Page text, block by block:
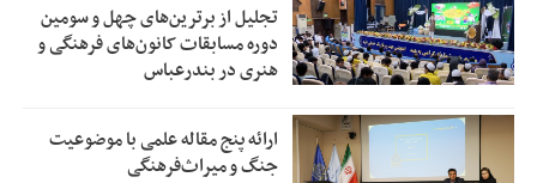
تجلیل از بر‌ترین‌های چهل و سومین
دوره مسابقات کانون‌های فرهنگی و
هنری در بندرعباس
ارائه پنج مقاله علمی با موضوعیت
جنگ و میراث‌فرهنگی